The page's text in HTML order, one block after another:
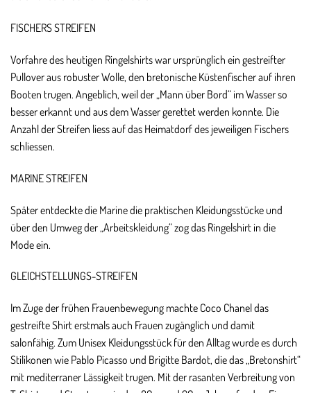
FISCHERS STREIFEN
Vorfahre des heutigen Ringelshirts war ursprünglich ein gestreifter
Pullover aus robuster Wolle, den bretonische Küstenfischer auf ihren
Booten trugen. Angeblich, weil der „Mann über Bord“ im Wasser so
besser erkannt und aus dem Wasser gerettet werden konnte. Die
Anzahl der Streifen liess auf das Heimatdorf des jeweiligen Fischers
schliessen.
MARINE STREIFEN
Später entdeckte die Marine die praktischen Kleidungsstücke und
über den Umweg der „Arbeitskleidung“ zog das Ringelshirt in die
Mode ein.
GLEICHSTELLUNGS-STREIFEN
Im Zuge der frühen Frauenbewegung machte Coco Chanel das
gestreifte Shirt erstmals auch Frauen zugänglich und damit
salonfähig. Zum Unisex Kleidungsstück für den Alltag wurde es durch
Stilikonen wie Pablo Picasso und Brigitte Bardot, die das „Bretonshirt“
mit mediterraner Lässigkeit trugen. Mit der rasanten Verbreitung von